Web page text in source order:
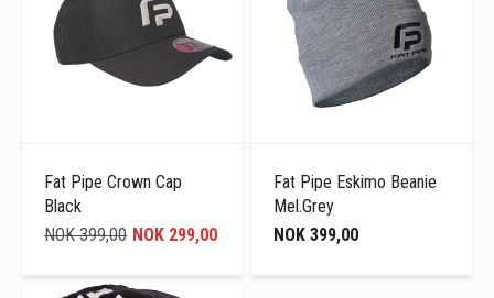
Fat Pipe Crown Cap
Black
NOK 299,00
NOK 399,00
Fat Pipe Eskimo Beanie
Mel.Grey
NOK 399,00